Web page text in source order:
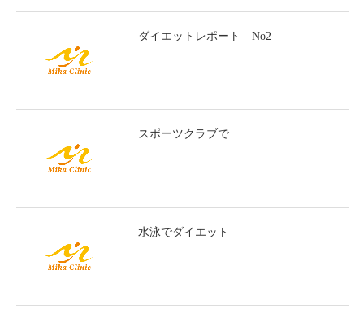
ダイエットレポート No2
スポーツクラブで
水泳でダイエット